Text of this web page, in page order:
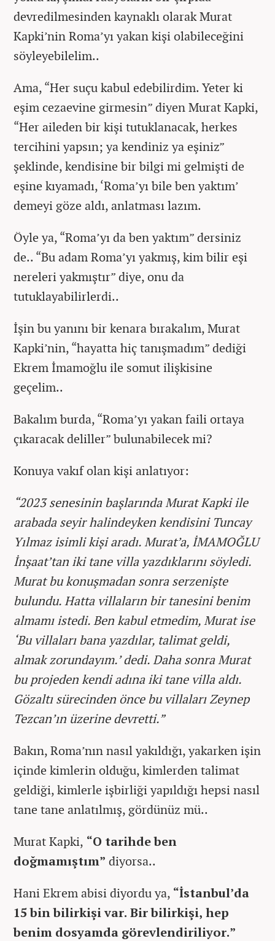
devredilmesinden kaynaklı olarak Murat
Kapki’nin Roma’yı yakan kişi olabileceğini
söyleyebilelim..
Ama, “Her suçu kabul edebilirdim. Yeter ki
eşim cezaevine girmesin” diyen Murat Kapki,
“Her aileden bir kişi tutuklanacak, herkes
tercihini yapsın; ya kendiniz ya eşiniz”
şeklinde, kendisine bir bilgi mi gelmişti de
eşine kıyamadı, ‘Roma’yı bile ben yaktım’
demeyi göze aldı, anlatması lazım.
Öyle ya, “Roma’yı da ben yaktım” dersiniz
de.. “Bu adam Roma’yı yakmış, kim bilir eşi
nereleri yakmıştır” diye, onu da
tutuklayabilirlerdi..
İşin bu yanını bir kenara bırakalım, Murat
Kapki’nin, “hayatta hiç tanışmadım” dediği
Ekrem İmamoğlu ile somut ilişkisine
geçelim..
Bakalım burda, “Roma’yı yakan faili ortaya
çıkaracak deliller” bulunabilecek mi?
Konuya vakıf olan kişi anlatıyor:
“2023 senesinin başlarında Murat Kapki ile
arabada seyir halindeyken kendisini Tuncay
Yılmaz isimli kişi aradı. Murat’a, İMAMOĞLU
İnşaat’tan iki tane villa yazdıklarını söyledi.
Murat bu konuşmadan sonra serzenişte
bulundu. Hatta villaların bir tanesini benim
almamı istedi. Ben kabul etmedim, Murat ise
‘Bu villaları bana yazdılar, talimat geldi,
almak zorundayım.’ dedi. Daha sonra Murat
bu projeden kendi adına iki tane villa aldı.
Gözaltı sürecinden önce bu villaları Zeynep
Tezcan’ın üzerine devretti.”
Bakın, Roma’nın nasıl yakıldığı, yakarken işin
içinde kimlerin olduğu, kimlerden talimat
geldiği, kimlerle işbirliği yapıldığı hepsi nasıl
tane tane anlatılmış, gördünüz mü..
Murat Kapki, “O tarihde ben
doğmamıştım” diyorsa..
Hani Ekrem abisi diyordu ya, “İstanbul’da
15 bin bilirkişi var. Bir bilirkişi, hep
benim dosyamda görevlendiriliyor.”